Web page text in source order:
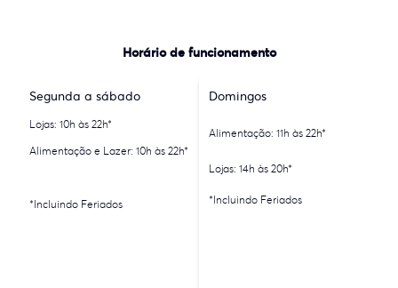
Horário de funcionamento
Segunda a sábado
Lojas: 10h às 22h*
Alimentação e Lazer: 10h às 22h*
*Incluindo Feriados
Domingos
Alimentação: 11h às 22h*
Lojas: 14h às 20h*
*Incluindo Feriados